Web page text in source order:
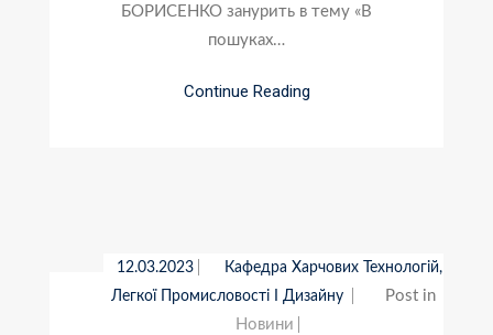
БОРИСЕНКО занурить в тему «В
пошуках…
Continue Reading
12.03.2023
Кафедра Харчових Технологій,
Легкої Промисловості І Дизайну
Post in
Новини